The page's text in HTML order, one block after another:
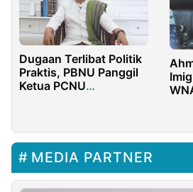
Dugaan Terlibat Politik
Praktis, PBNU Panggil
Ketua PCNU
MEDIA PARTNER